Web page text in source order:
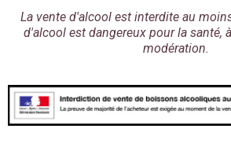
La vente d'alcool est interdite au
d'alcool est dangereux pour la santé,
modération.